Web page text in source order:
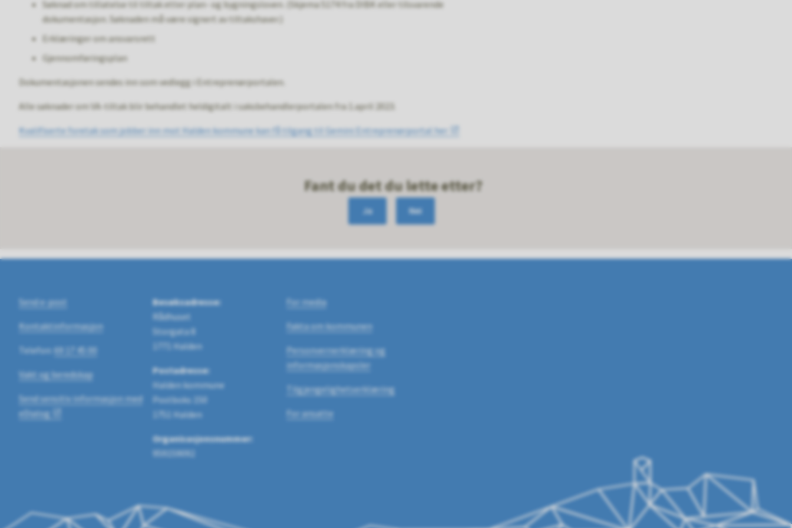
Søknad om tillatelse til tiltak etter plan- og bygningsloven. (Skjema 5174 fra DIBK eller tilsvarende
dokumentasjon. Søknaden må være signert av tiltakshaver.)
Erklæringer om ansvarsrett
Gjennomføringsplan
Dokumentasjonen sendes inn som vedlegg i Entreprenørportalen.
Alle søknader om VA-tiltak blir behandlet heldigitalt i saksbehandlerportalen fra 1.april 2023.
Kvalifiserte foretak som jobber inn mot Halden kommune kan få tilgang til Gemini Entreprenørportal her
Fant du det du lette etter?
Ja Nei
Send e-post
Kontaktinformasjon
Telefon: 69 17 45 00
Vakt og beredskap
Send sensitiv informasjon med
eDialog
Besøksadresse:
Rådhuset
Storgata 8
1771 Halden
Postadresse:
Halden kommune
Postboks 150
1751 Halden
Organisasjonsnummer:
959159092
For media
Fakta om kommunen
Personvernerklæring og
informasjonskapsler
Tilgjengelighetserklæring
For ansatte